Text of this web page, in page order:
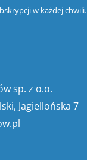
w każdej chwili.
sp. z o.o.
Jagiellońska 7